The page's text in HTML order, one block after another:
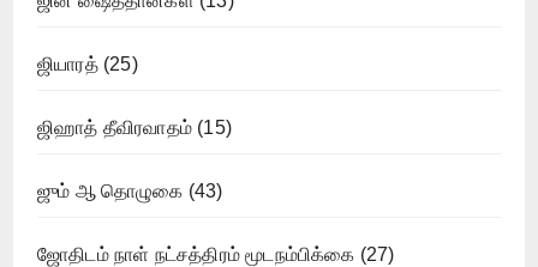
ஜியாரத்(25)
ஜிஹாத் தீவிரவாதம் (15)
ஜும் ஆ தொழுகை (43)
ஜோதிடம் நாள் நட்சத்திரம் மூடநம்பிக்கை (27)